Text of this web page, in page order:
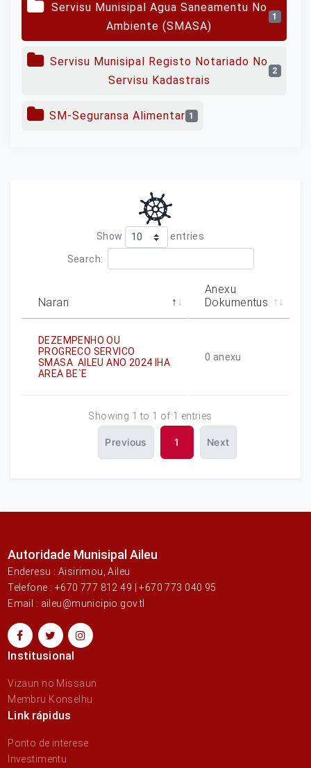
Servisu Munisipal Agua Saneamentu No
Ambiente (SMASA)
1
Servisu Munisipal Registo Notariado No
Servisu Kadastrais
2
SM-Seguransa Alimentar 1
Show entries
Search:
Naran
Anexu
Dokumentus
DEZEMPENHO OU
PROGRECO SERVICO
SMASA AILEU ANO 2024 IHA
AREA BE`E
0 anexu
Showing 1 to 1 of 1 entries
Previous 1 Next
Autoridade Munisipal Aileu
Enderesu : Aisirimou, Aileu
Telefone : +670 777 812 49 | +670 773 040 95
Email : aileu@municipio.gov.tl
Institusional
Vizaun no Missaun
Membru Konselhu
Link rápidus
Ponto de interese
Investimentu